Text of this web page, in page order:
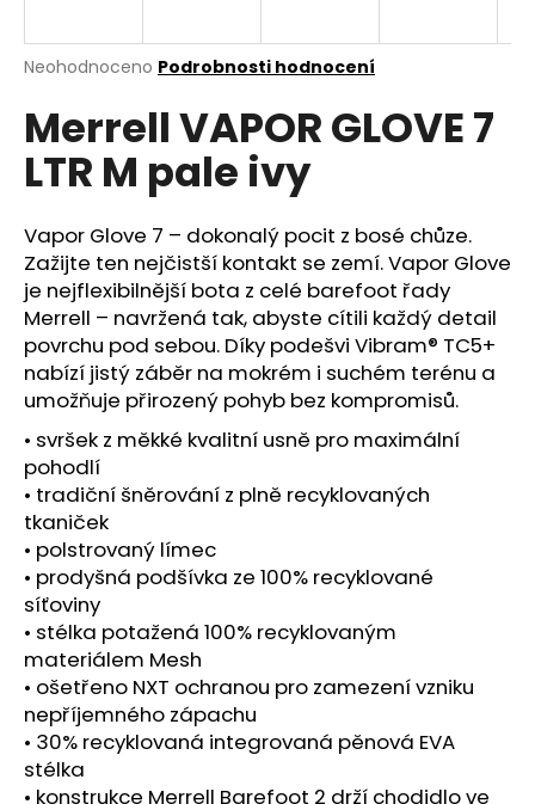
Průměrné
produktu
je
0,0
hvězdiček.
Neohodnoceno Podrobnosti hodnocení
Merrell VAPOR GLOVE 7
LTR M pale ivy
Vapor Glove 7 – dokonalý pocit z bosé chůze.
Zažijte ten nejčistší kontakt se zemí. Vapor Glove
je nejflexibilnější bota z celé barefoot řady
Merrell – navržená tak, abyste cítili každý detail
povrchu pod sebou. Díky podešvi Vibram® TC5+
nabízí jistý záběr na mokrém i suchém terénu a
umožňuje přirozený pohyb bez kompromisů.
• svršek z měkké kvalitní usně pro maximální
pohodlí
• tradiční šněrování z plně recyklovaných
tkaniček
• polstrovaný límec
• prodyšná podšívka ze 100% recyklované
síťoviny
• stélka potažená 100% recyklovaným
materiálem Mesh
• ošetřeno NXT ochranou pro zamezení vzniku
nepříjemného zápachu
• 30% recyklovaná integrovaná pěnová EVA
stélka
• konstrukce Merrell Barefoot 2 drží chodidlo ve
j
t
?
HLEDAT
D
o
p
o
r
u
č
u
j
e
m
e
BOTY
CRAFT
PURE